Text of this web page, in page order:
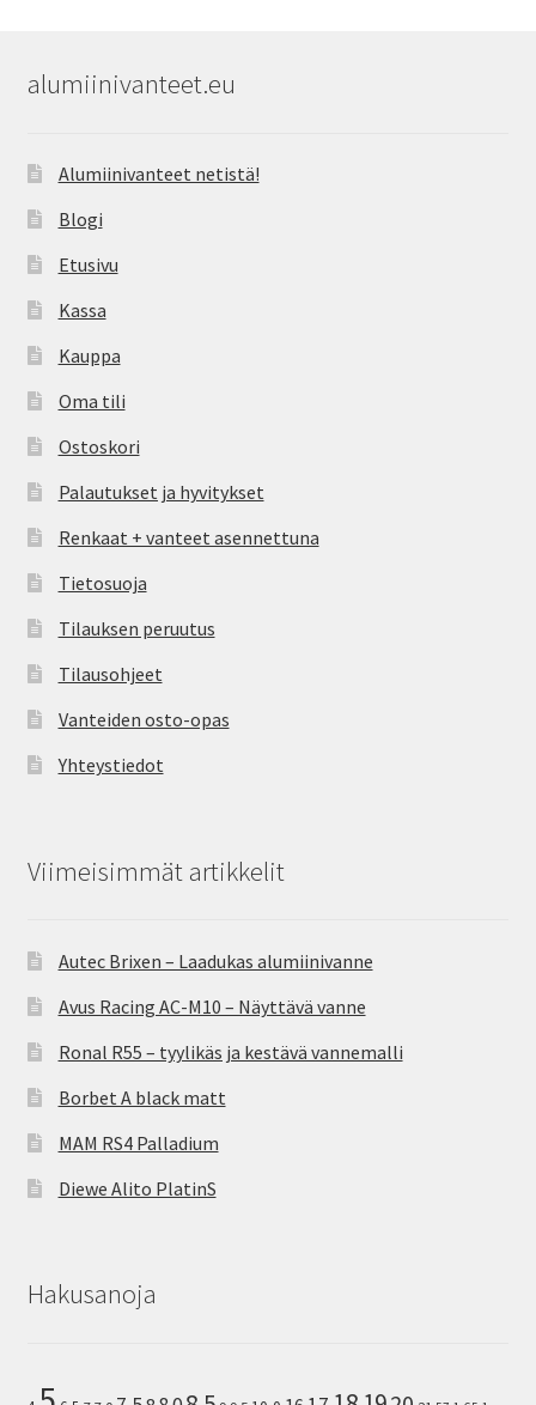
alumiinivanteet.eu
Alumiinivanteet netistä!
Blogi
Etusivu
Kassa
Kauppa
Oma tili
Ostoskori
Palautukset ja hyvitykset
Renkaat + vanteet asennettuna
Tietosuoja
Tilauksen peruutus
Tilausohjeet
Vanteiden osto-opas
Yhteystiedot
Viimeisimmät artikkelit
Autec Brixen – Laadukas alumiinivanne
Avus Racing AC-M10 – Näyttävä vanne
Ronal R55 – tyylikäs ja kestävä vannemalli
Borbet A black matt
MAM RS4 Palladium
Diewe Alito PlatinS
Hakusanoja